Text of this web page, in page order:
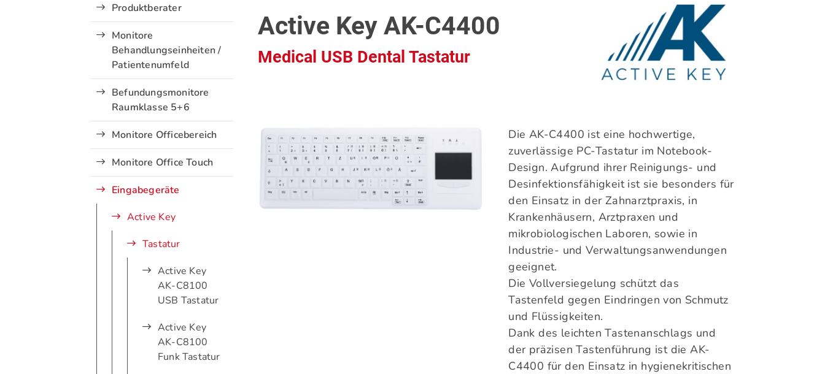
Active Key AK-C4400
Medical USB Dental Tastatur
Die AK-C4400 ist eine hochwertige,
zuverlässige PC-Tastatur im Notebook-
Design. Aufgrund ihrer Reinigungs- und
Desinfektionsfähigkeit ist sie besonders für
den Einsatz in der Zahnarztpraxis, in
Krankenhäusern, Arztpraxen und
mikrobiologischen Laboren, sowie in
Industrie- und Verwaltungsanwendungen
geeignet.
Die Vollversiegelung schützt das
Tastenfeld gegen Eindringen von Schmutz
und Flüssigkeiten.
Dank des leichten Tastenanschlags und
der präzisen Tastenführung ist die AK-
C4400 für den Einsatz in hygienekritischen
Produktberater
Monitore
Behandlungseinheiten /
Patientenumfeld
Befundungsmonitore
Raumklasse 5+6
Monitore Officebereich
Monitore Office Touch
Eingabegeräte
Active Key
Tastatur
Active Key
AK-C8100
USB Tastatur
Active Key
AK-C8100
Funk Tastatur